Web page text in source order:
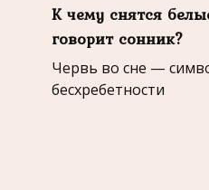
К чему снятся
говорит сонник?
Червь во сне —
бесхребетности